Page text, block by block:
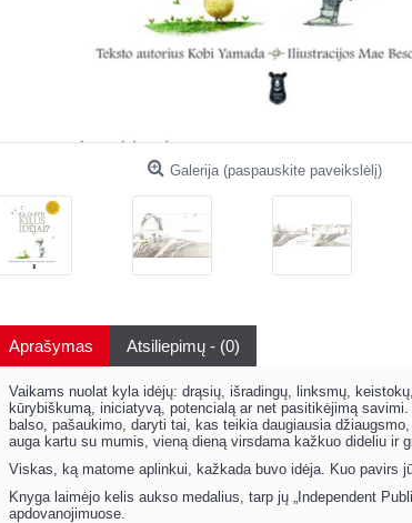
Galerija (paspauskite paveikslėlį)
Aprašymas Atsiliepimų - (0)
Vaikams nuolat kyla idėjų: drąsių, išradingų, linksmų,
kūrybiškumą, iniciatyvą, potencialą ar net pasitikėjimą
balso, pašaukimo, daryti tai, kas teikia daugiausia
auga kartu su mumis, vieną dieną virsdama kažkuo dideliu ir
Viskas, ką matome aplinkui, kažkada buvo idėja. Kuo pavirs
Knyga laimėjo kelis aukso medalius, tarp jų „Independent
apdovanojimuose.